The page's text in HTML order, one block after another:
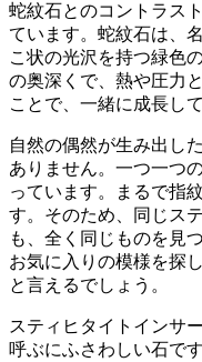
蛇紋石とのコントラス
ています。蛇紋石は、
こ状の光沢を持つ緑色
の奥深くで、熱や圧力
ことで、一緒に成長し
自然の偶然が生み出し
ありません。一つ一つ
っています。まるで指
す。そのため、同じス
も、全く同じものを見
お気に入りの模様を探
と言えるでしょう。
スティヒタイトインサ
呼ぶにふさわしい石です